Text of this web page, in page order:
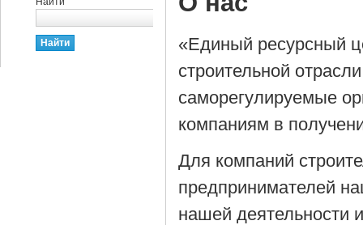
«Единый ресурсный
строительной
саморегулируемые
компаниям в
Для компаний
предпринимателей
нашей деятельности